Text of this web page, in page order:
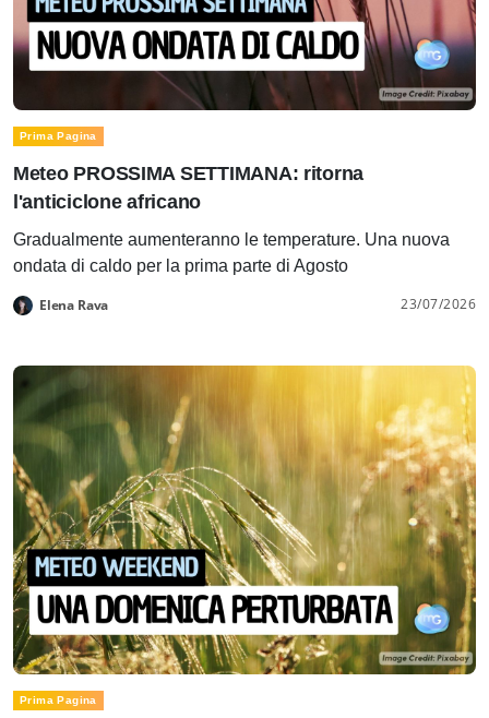
Prima Pagina
Meteo PROSSIMA SETTIMANA: ritorna
l'anticiclone africano
Gradualmente aumenteranno le temperature. Una nuova
ondata di caldo per la prima parte di Agosto
Elena Rava 23/07/2026
Prima Pagina